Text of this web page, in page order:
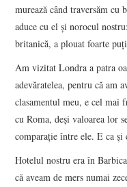
murează când traversăm cu
aduce cu el şi norocul
britanică, a plouat foarte
Am vizitat Londra a patra
adevăratelea, pentru că
clasamentul meu, e cel mai
cu Roma, deşi valoarea lor
comparaţie între ele. E ca
Hotelul nostru era în
că aveam de mers numai